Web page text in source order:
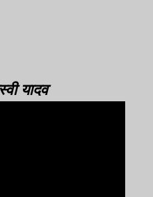
यादव